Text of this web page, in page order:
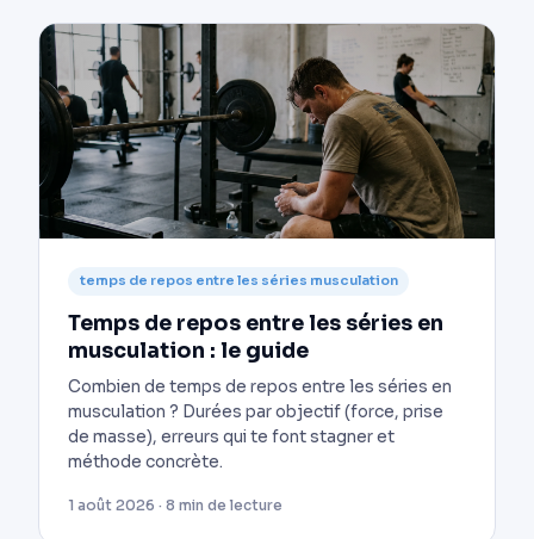
temps de repos entre les séries musculation
Temps de repos entre les séries en
musculation : le guide
Combien de temps de repos entre les séries en
musculation ? Durées par objectif (force, prise
de masse), erreurs qui te font stagner et
méthode concrète.
1 août 2026 · 8 min de lecture